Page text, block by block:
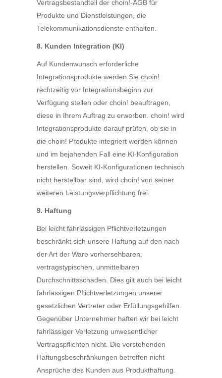
Vertragsbestandteil der choin!-AGB für
Produkte und Dienstleistungen, die
Telekommunikationsdienste enthalten.
8. Kunden Integration (KI)
Auf Kundenwunsch erforderliche
Integrationsprodukte werden Sie choin!
rechtzeitig vor Integrationsbeginn zur
Verfügung stellen oder choin! beauftragen,
diese in Ihrem Auftrag zu erwerben. choin! wird
Integrationsprodukte darauf prüfen, ob sie in
die choin! Produkte integriert werden können
und im bejahenden Fall eine KI-Konfiguration
herstellen. Soweit KI-Konfigurationen technisch
nicht herstellbar sind, wird choin! von seiner
weiteren Leistungsverpflichtung frei.
9. Haftung
Bei leicht fahrlässigen Pflichtverletzungen
beschränkt sich unsere Haftung auf den nach
der Art der Ware vorhersehbaren,
vertragstypischen, unmittelbaren
Durchschnittsschaden. Dies gilt auch bei leicht
fahrlässigen Pflichtverletzungen unserer
gesetzlichen Vertreter oder Erfüllungsgehilfen.
Gegenüber Unternehmer haften wir bei leicht
fahrlässiger Verletzung unwesentlicher
Vertragspflichten nicht. Die vorstehenden
Haftungsbeschränkungen betreffen nicht
Ansprüche des Kunden aus Produkthaftung.